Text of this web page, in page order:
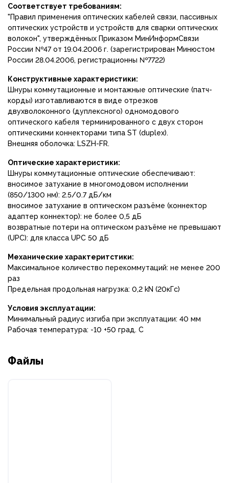
Соответствует требованиям:
"Правил применения оптических кабелей связи, пассивных
оптических устройств и устройств для сварки оптических
волокон", утверждённых Приказом МинИнформСвязи
России №47 от 19.04.2006 г. (зарегистрирован Минюстом
России 28.04.2006, регистрационны №7722)
Конструктивные характеристики:
Шнуры коммутационные и монтажные оптические (патч-
корды) изготавливаются в виде отрезков
двухволоконного (дуплексного) одномодового
оптического кабеля терминированного с двух сторон
оптическими коннекторами типа ST (duplex).
Внешняя оболочка: LSZH-FR.
Оптические характеристики:
Шнуры коммутационные оптические обеспечивают:
вносимое затухание в многомодовом исполнении
(850/1300 нм): 2.5/0.7 дБ/км
вносимое затухание в оптическом разъёме (коннектор
адаптер коннектор): не более 0,5 дБ
возвратные потери на оптическом разъёме не превышают
(UPC): для класса UPC 50 дБ
Механические характеритстики:
Максимальное количество перекоммутаций: не менее 200
раз
Предельная продольная нагрузка: 0,2 kN (20кГс)
Условия эксплуатации:
Минимальный радиус изгиба при эксплуатации: 40 мм
Рабочая температура: -10 +50 град. С
Файлы